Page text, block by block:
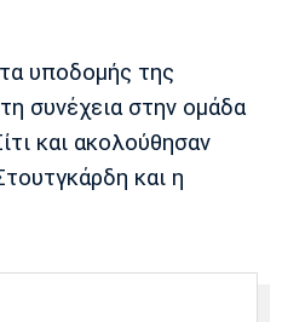
υποδομής της
συνέχεια στην ομάδα
και ακολούθησαν
και η